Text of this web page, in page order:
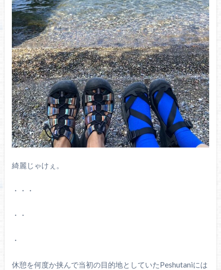
綺麗じゃけぇ。
・・・
・・
・
休憩を何度か挟んで当初の目的地としていたPeshutaniには